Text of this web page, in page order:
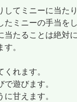
てミニーに当た
ミニーの手当をし
たることは絶対に
。
れます。
遊びます。
甘えます。